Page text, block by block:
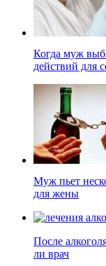
Когда муж
действий для
Муж пьет
для жены
После
ли врач